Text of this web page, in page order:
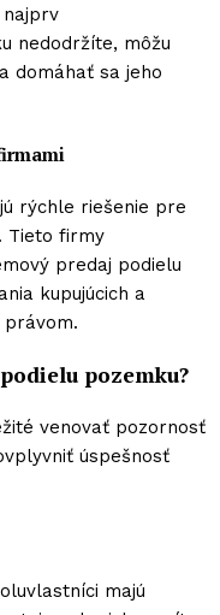
nedodržíte, môžu
domáhať sa jeho
rýchle riešenie pre
Tieto firmy
predaj podielu
kupujúcich a
pozemku?
venovať pozornosť
úspešnosť
majú